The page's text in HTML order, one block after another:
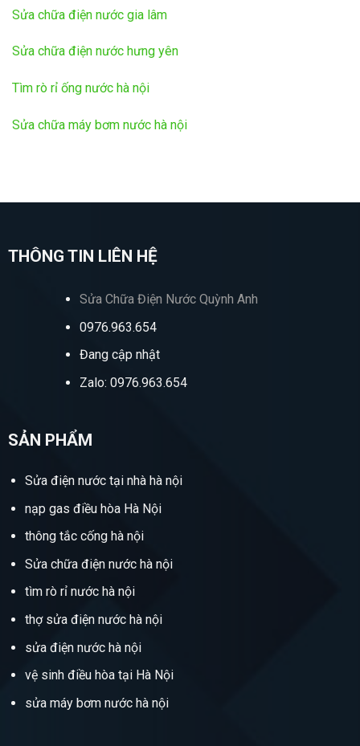
Sửa chữa điện nước gia lâm
Sửa chữa điện nước hưng yên
Tìm rò rỉ ống nước hà nội
Sửa chữa máy bơm nước hà nội
THÔNG TIN LIÊN HỆ
Sửa Chữa Điện Nước Quỳnh Anh
0976.963.654
Đang cập nhật
Zalo: 0976.963.654
SẢN PHẨM
Sửa điện nước tại nhà hà nội
nạp gas điều hòa Hà Nội
thông tắc cống hà nội
Sửa chữa điện nước hà nội
tìm rò rỉ nước hà nội
thợ sửa điện nước hà nội
sửa điện nước hà nội
vệ sinh điều hòa tại Hà Nội
sửa máy bơm nước hà nội